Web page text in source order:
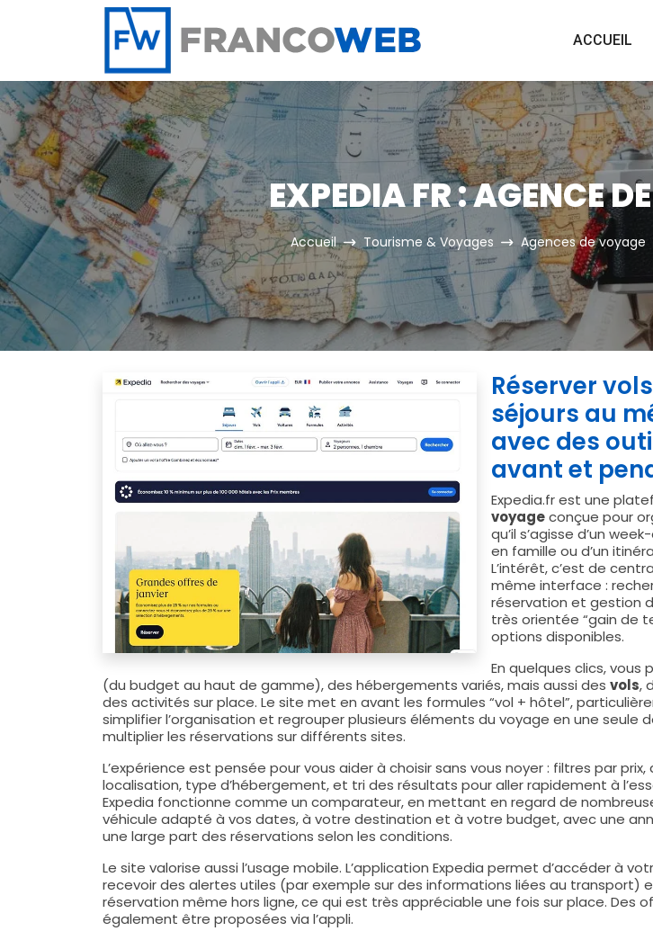
Panneau de gestion des cookies
ACCUEIL
EXPEDIA FR : AGENCE
Accueil Tourisme & Voyages Agences de voyage
Réserver
séjours au
avec des
avant et
Expedia.fr est une
voyageconçue pour
qu’il s’agisse d’un
en famille ou d’un
L’intérêt, c’est de
même interface :
réservation et gestion
très orientée “gain de
options disponibles.
En quelques clics, vous
(du budget au haut de gamme), des hébergements variés, mais aussi des vols,
des activités sur place. Le site met en avant les formules “vol + hôtel”,
simplifier l’organisation et regrouper plusieurs éléments du voyage en une seule
multiplier les réservations sur différents sites.
L’expérience est pensée pour vous aider à choisir sans vous noyer : filtres par
localisation, type d’hébergement, et tri des résultats pour aller rapidement à
Expedia fonctionne comme un comparateur, en mettant en regard de
véhicule adapté à vos dates, à votre destination et à votre budget, avec une
une large part des réservations selon les conditions.
Le site valorise aussi l’usage mobile. L’application Expedia permet d’accéder à
recevoir des alertes utiles (par exemple sur des informations liées au transport)
réservation même hors ligne, ce qui est très appréciable une fois sur place. Des
également être proposées via l’appli.